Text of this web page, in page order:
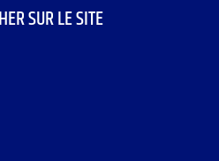
SUR LE SITE